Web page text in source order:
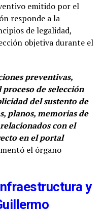
emitido por el
responde a la
de legalidad,
objetiva durante el
preventivas,
de selección
del sustento de
planos, memorias de
con el
en el portal
el órgano
y